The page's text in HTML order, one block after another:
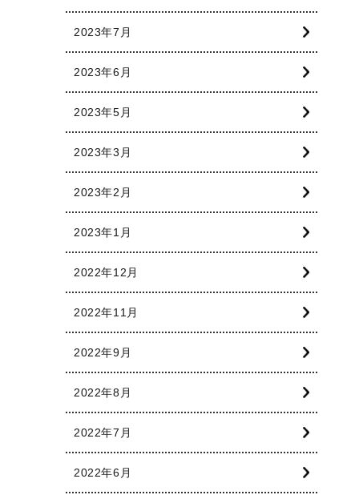
2023年7月
2023年6月
2023年5月
2023年3月
2023年2月
2023年1月
2022年12月
2022年11月
2022年9月
2022年8月
2022年7月
2022年6月